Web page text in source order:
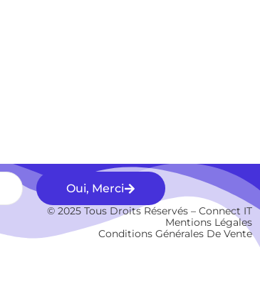
Oui, Merci
© 2025 Tous Droits Réservés – Connect IT
Mentions Légales
Conditions Générales De Vente